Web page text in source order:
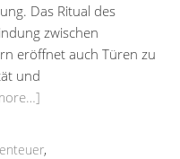
Das Ritual des
zwischen
eröffnet auch Türen zu
und
,